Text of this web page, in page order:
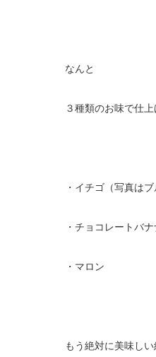
なんと
３種類のお味で仕上
・イチゴ（写真は
・チョコレートバ
・マロン
もう絶対に美味し